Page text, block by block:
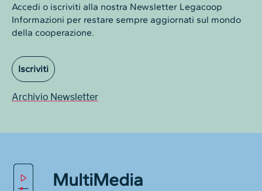
Accedi o iscriviti alla nostra Newsletter Legacoop
Informazioni per restare sempre aggiornati sul mondo
della cooperazione.
Iscriviti
Archivio Newsletter
MultiMedia